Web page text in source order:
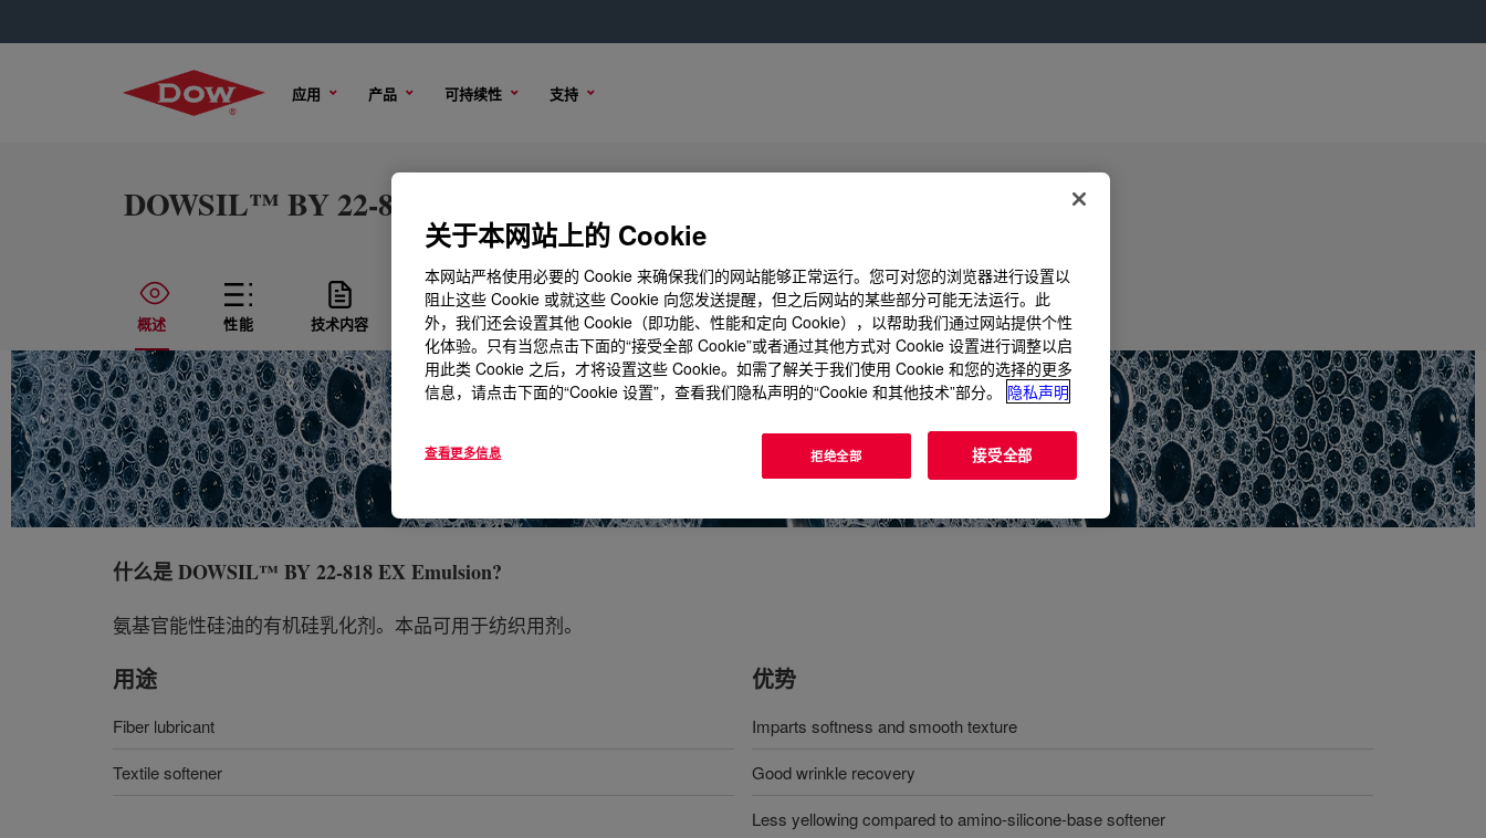
应用 产品 可持续性 支持
DOWSIL™ BY 22-818 EX Emulsion
概述 性能 技术内容 样品选项 购买选项
什么是DOWSIL™ BY 22-818 EX Emulsion?
氨基官能性硅油的有机硅乳化剂。本品可用于纺织用剂。
用途
Fiber lubricant
Textile softener
优势
Imparts softness and smooth texture
Good wrinkle recovery
Less yellowing compared to amino-silicone-base softener
关于本网站上的 Cookie
本网站严格使用必要的 Cookie 来确保我们的网站能够正常运行。您可对您的浏览器进行设置以
阻止这些 Cookie 或就这些 Cookie 向您发送提醒，但之后网站的某些部分可能无法运行。此
外，我们还会设置其他 Cookie（即功能、性能和定向 Cookie），以帮助我们通过网站提供个性
化体验。只有当您点击下面的“接受全部 Cookie”或者通过其他方式对 Cookie 设置进行调整以启
用此类 Cookie 之后，才将设置这些 Cookie。如需了解关于我们使用 Cookie 和您的选择的更多
信息，请点击下面的“Cookie 设置”，查看我们隐私声明的“Cookie 和其他技术”部分。
隐私声明
查看更多信息 拒绝全部 接受全部